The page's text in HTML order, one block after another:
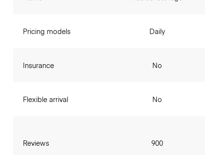
Pricing models
Insurance
Flexible arrival
Reviews
Daily
No
No
900